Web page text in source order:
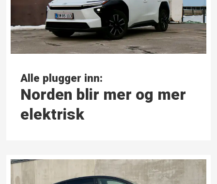
Alle plugger inn:
Norden blir mer og mer
elektrisk